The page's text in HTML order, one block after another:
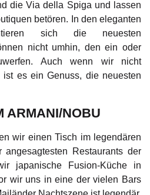
die Via della Spiga und lassen
betören. In den eleganten
sich die neuesten
nicht umhin, den ein oder
Auch wenn wir nicht
ist es ein Genuss, die neuesten
ARMANI/NOBU
wir einen Tisch im legendären
angesagtesten Restaurants der
japanische Fusion-Küche in
wir uns in eine der vielen Bars